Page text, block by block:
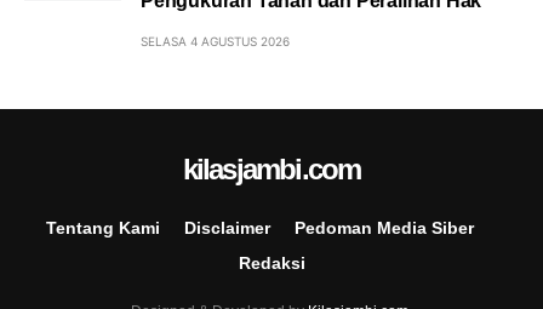
SELASA 4 AGUSTUS 2026
kilasjambi.com
Tentang Kami Disclaimer
Pedoman Media Siber
Redaksi